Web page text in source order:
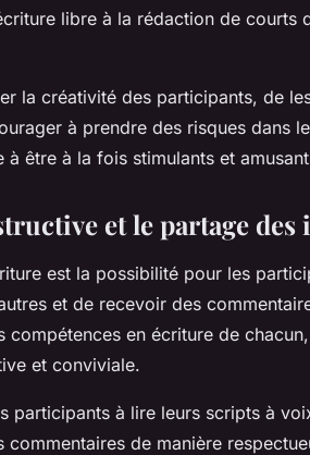
libre à la rédaction de courts
la créativité des participants, de
à prendre des risques dans
être à la fois stimulants et
et le partage des
est la possibilité pour les
et de recevoir des
compétences en écriture de
et conviviale.
participants à lire leurs scripts à
de manière